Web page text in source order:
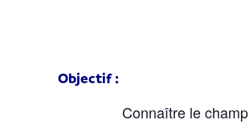
Objectif :
Connaître le